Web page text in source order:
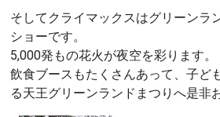
そしてクライマックスはグリーンラ
ショーです。
5,000発もの花火が夜空を彩ります。
飲食ブースもたくさんあって、子ど
る天王グリーンランドまつりへ是非